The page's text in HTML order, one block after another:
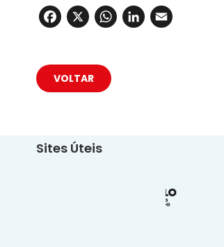
Facebook
X WhatsApp
LinkedIn
VOLTAR
Sites Úteis